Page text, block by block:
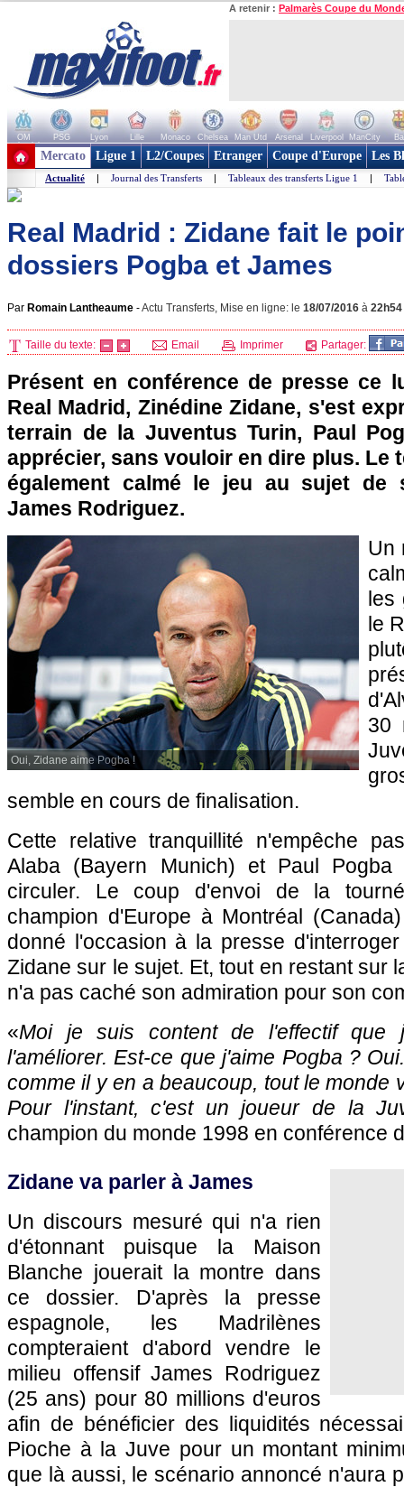
A retenir : Palmarès Coupe du
OM PSG Lyon Lille Monaco Chelsea Man Utd Arsenal Liverpool ManCity
+ de clubs
Mercato Ligue 1 L2/Coupes Etranger Coupe d'Europe Les
Actualité | Journal des Transferts | Tableaux des transferts Ligue 1 |
Real Madrid : Zidane fait le
dossiers Pogba et James
Par Romain Lantheaume -Actu Transferts, Mise en ligne: le 18/07/2016 à 22h54
Taille du texte: Email Imprimer Partager:
Présent en conférence de presse ce
Real Madrid, Zinédine Zidane, s'est
terrain de la Juventus Turin, Paul
apprécier, sans vouloir en dire plus. Le
également calmé le jeu au sujet de
James Rodriguez.
Oui, Zidane aime Pogba !
Un
les
le
30
semble en cours de finalisation.
Cette relative tranquillité n'empêche
Alaba (Bayern Munich) et Paul Pogba
circuler. Le coup d'envoi de la
champion d'Europe à Montréal
donné l'occasion à la presse
Zidane sur le sujet. Et, tout en restant sur
n'a pas caché son admiration pour son
«Moi je suis content de l'effectif que
l'améliorer. Est-ce que j'aime Pogba ?
comme il y en a beaucoup, tout le monde
Pour l'instant, c'est un joueur de la
champion du monde 1998 en conférence
Zidane va parler à James
Un discours mesuré qui n'a rien
d'étonnant puisque la Maison
Blanche jouerait la montre dans
ce dossier. D'après la presse
espagnole, les Madrilènes
compteraient d'abord vendre le
milieu offensif James Rodriguez
(25 ans) pour 80 millions d'euros
afin de bénéficier des liquidités
Pioche à la Juve pour un montant
que là aussi, le scénario annoncé n'aura